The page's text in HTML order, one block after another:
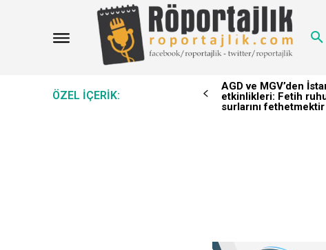
ÖZEL IÇERIK:
AGD ve MGV’den
etkinlikleri: Fetih
surlarını fethetmektir